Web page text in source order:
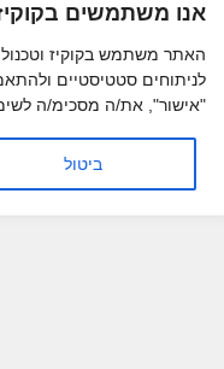
אנו משתמשים בקוקיז
האתר משתמש בקוקיז
לניתוחים סטטיסטיים
"אישור", את/ה מסכימ/ה
ביטול